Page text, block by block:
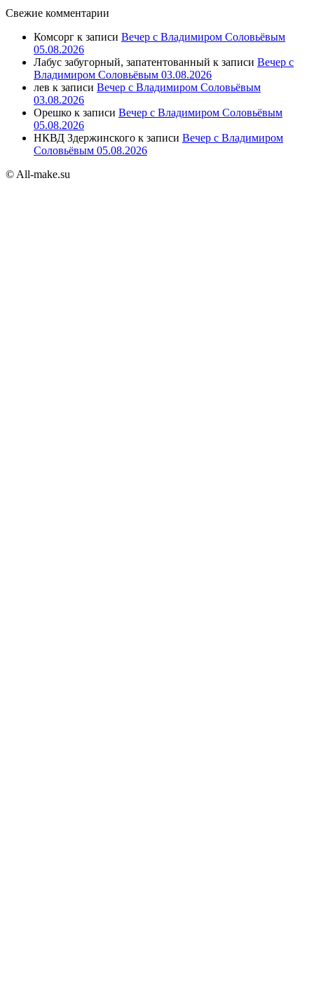
Свежие комментарии
Комсорг к записи Вечер с Владимиром Соловьёвым
05.08.2026
Лабус забугорный, запатентованный к записи Вечер с
Владимиром Соловьёвым 03.08.2026
лев к записи Вечер с Владимиром Соловьёвым
03.08.2026
Орешко к записи Вечер с Владимиром Соловьёвым
05.08.2026
НКВД Здержинского к записи Вечер с Владимиром
Соловьёвым 05.08.2026
© All-make.su